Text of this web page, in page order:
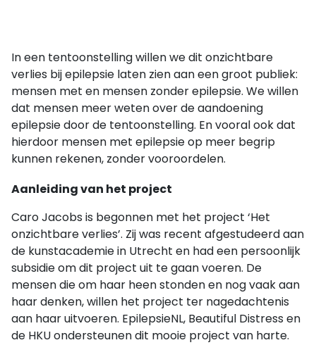
In een tentoonstelling willen we dit onzichtbare
verlies bij epilepsie laten zien aan een groot publiek:
mensen met en mensen zonder epilepsie. We willen
dat mensen meer weten over de aandoening
epilepsie door de tentoonstelling. En vooral ook dat
hierdoor mensen met epilepsie op meer begrip
kunnen rekenen, zonder vooroordelen.
Aanleiding van het project
Caro Jacobs is begonnen met het project ‘Het
onzichtbare verlies’. Zij was recent afgestudeerd aan
de kunstacademie in Utrecht en had een persoonlijk
subsidie om dit project uit te gaan voeren. De
mensen die om haar heen stonden en nog vaak aan
haar denken, willen het project ter nagedachtenis
aan haar uitvoeren. EpilepsieNL, Beautiful Distress en
de HKU ondersteunen dit mooie project van harte.